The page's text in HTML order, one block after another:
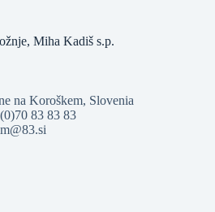
Miha Kadiš s.p.
na Koroškem, Slovenia
83 83 83